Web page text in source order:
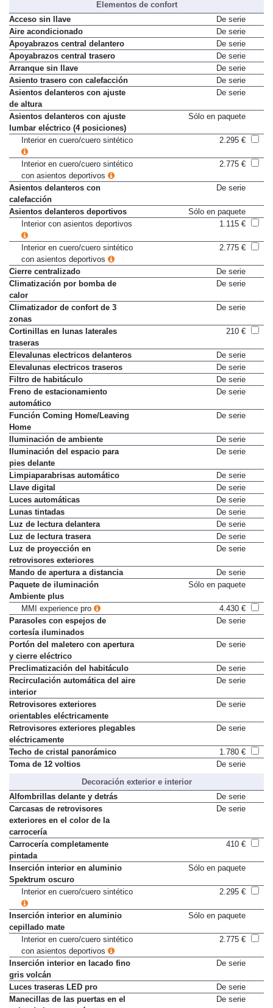
Elementos de confort
Acceso sin llave
De serie
Aire acondicionado
De serie
Apoyabrazos central delantero
De serie
Apoyabrazos central trasero
De serie
Arranque sin llave
De serie
Asiento trasero con calefacción
De serie
Asientos delanteros con ajuste
de altura
Asientos delanteros con ajuste
lumbar eléctrico (4 posiciones)
Interior en cuero/cuero sintético
Interior en cuero/cuero sintético
con asientos deportivos
Asientos delanteros con
calefacción
Asientos delanteros deportivos
Sólo en paquete
Interior con asientos deportivos
Interior en cuero/cuero sintético
con asientos deportivos
Cierre centralizado
De serie
Climatización por bomba de
calor
Climatizador de confort de 3
zonas
Cortinillas en lunas laterales
traseras
Elevalunas electricos delanteros
De serie
Elevalunas electricos traseros
De serie
Filtro de habitáculo
De serie
Freno de estacionamiento
automático
Función Coming Home/Leaving
Home
Iluminación de ambiente
De serie
Iluminación del espacio para
pies delante
Limpiaparabrisas automático
De serie
Llave digital
De serie
Luces automáticas
De serie
Lunas tintadas
De serie
Luz de lectura delantera
De serie
Luz de lectura trasera
De serie
Luz de proyección en
retrovisores exteriores
Mando de apertura a distancia
De serie
Paquete de iluminación
Ambiente plus
MMI experience pro
4.430 €
Parasoles con espejos de
cortesía iluminados
Portón del maletero con apertura
y cierre eléctrico
Preclimatización del habitáculo
De serie
Recirculación automática del aire
interior
Retrovisores exteriores
orientables eléctricamente
Retrovisores exteriores plegables
eléctricamente
Techo de cristal panorámico
1.780 €
Decoración exterior e interior
Alfombrillas delante y detrás
De serie
Carcasas de retrovisores
exteriores en el color de la
carrocería
Carrocería completamente
pintada
Inserción interior en aluminio
Spektrum oscuro
Interior en cuero/cuero sintético
Inserción interior en aluminio
cepillado mate
Interior en cuero/cuero sintético
con asientos deportivos
Inserción interior en lacado fino
gris volcán
Luces traseras LED pro
De serie